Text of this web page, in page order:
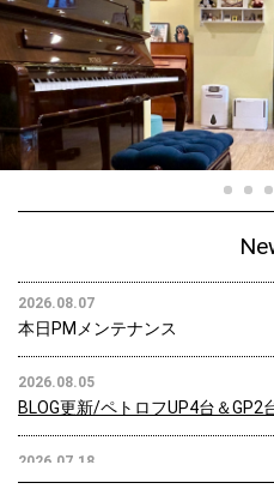
2026.08.07
本日PMメンテナンス
2026.08.05
BLOG更新/ペトロフUP4台＆
2026.07.18
BLOG更新/ペトロフUP21台＆